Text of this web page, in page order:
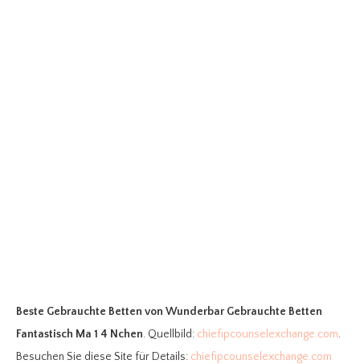
Beste Gebrauchte Betten von Wunderbar Gebrauchte Betten
Fantastisch Ma 1 4 Nchen. Quellbild: chiefipcounselexchange.com.
Besuchen Sie diese Site für Details: chiefipcounselexchange.com